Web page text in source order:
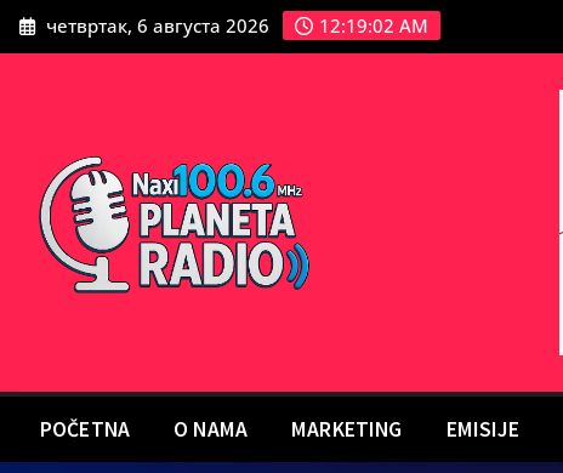
Skip
to
четвртак, 6 августа 2026 12:19:04 AM
POČETNA O NAMA MARKETING EMISIJE